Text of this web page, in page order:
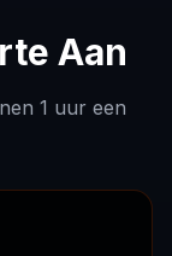
Aan
1 uur een